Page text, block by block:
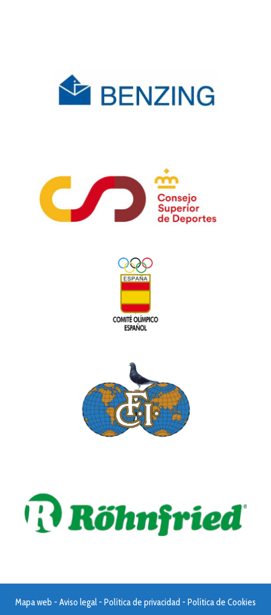
Mapa web - Aviso legal - Política de privacidad - Política de Cookies